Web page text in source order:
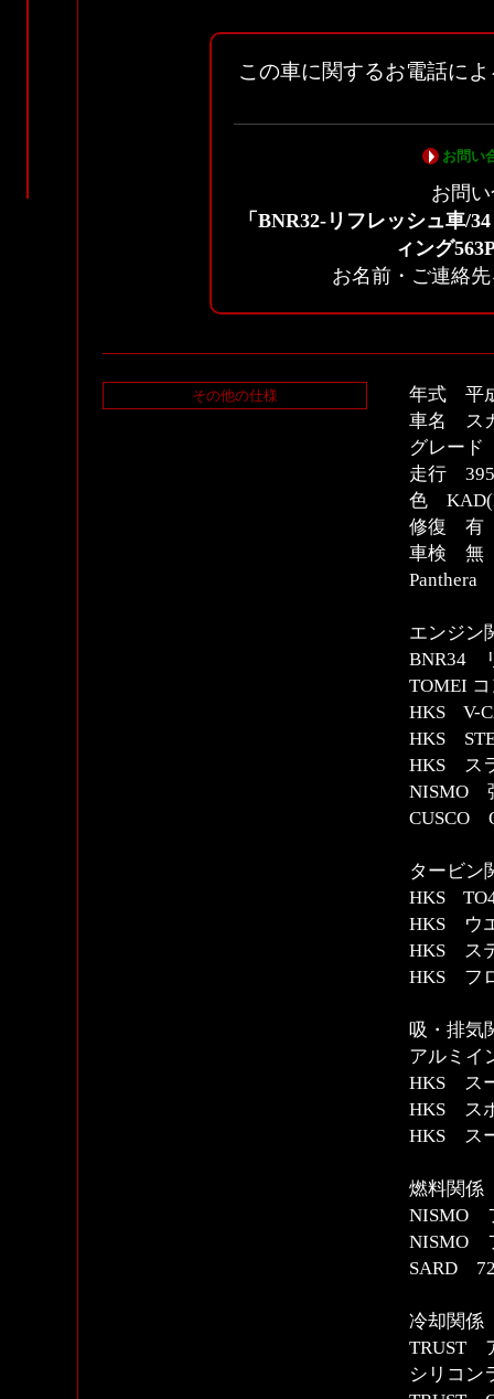
この車に関するお電話に
お問い
お問
「BNR32-リフレッシュ車/
ィング
お名前・ご連絡
その他の仕様
年式 平
車名 ス
グレー
走行
色
修復 有
車検 無
Panthera
エンジン
BNR34
TOMEI
HKS V-
HKS
HKS ス
NISMO
CUSCO
タービン
HKS
HKS ウ
HKS ス
HKS フ
吸・排気
アルミイ
HKS ス
HKS ス
HKS ス
燃料関係
NISMO
NISMO
SARD
冷却関係
TRUST
シリコン